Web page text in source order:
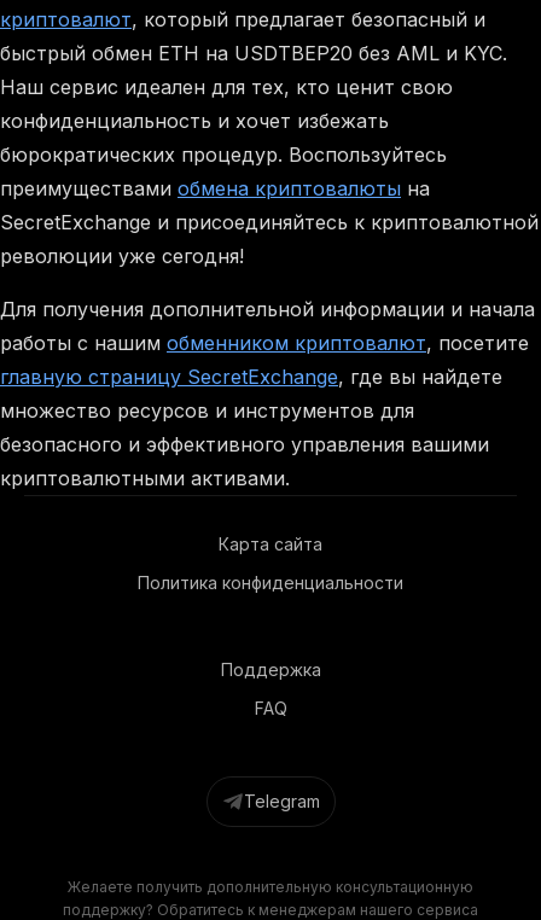
криптовалют, который предлагает безопасный и
быстрый обмен ETH на USDTBEP20 без AML и KYC.
Наш сервис идеален для тех, кто ценит свою
конфиденциальность и хочет избежать
бюрократических процедур. Воспользуйтесь
преимуществами обмена криптовалюты на
SecretExchange и присоединяйтесь к криптовалютной
революции уже сегодня!
Для получения дополнительной информации и начала
работы с нашим обменником криптовалют, посетите
главную страницу SecretExchange, где вы найдете
множество ресурсов и инструментов для
безопасного и эффективного управления вашими
криптовалютными активами.
Карта сайта
Политика конфиденциальности
Поддержка
FAQ
Telegram
Желаете получить дополнительную консультационную
поддержку? Обратитесь к менеджерам нашего сервиса